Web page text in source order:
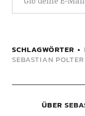
SCHLAGWÖRTER
SEBASTIAN POLTER
ÜBER